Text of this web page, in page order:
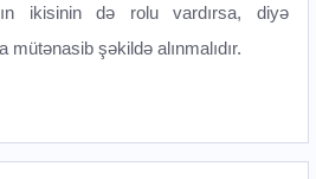
ikisinin də rolu vardırsa, diyə
mütənasib şəkildə alınmalıdır.‌